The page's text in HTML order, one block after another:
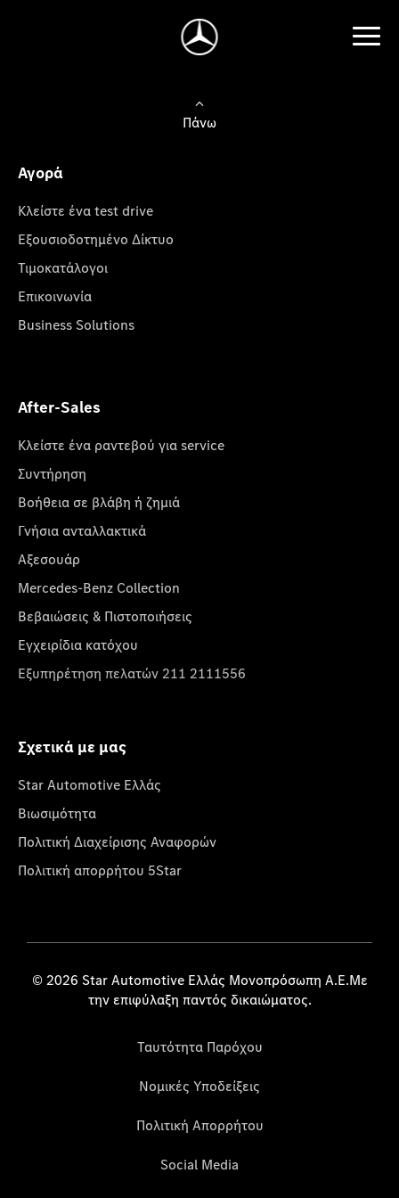
Πάνω
Αγορά
Κλείστε ένα test drive
Εξουσιοδοτημένο Δίκτυο
Τιμοκατάλογοι
Επικοινωνία
Business Solutions
After-Sales
Κλείστε ένα ραντεβού για service
Συντήρηση
Βοήθεια σε βλάβη ή ζημιά
Γνήσια ανταλλακτικά
Αξεσουάρ
Mercedes-Benz Collection
Βεβαιώσεις & Πιστοποιήσεις
Εγχειρίδια κατόχου
Εξυπηρέτηση πελατών 211 2111556
Σχετικά με μας
Star Automotive Ελλάς
Βιωσιμότητα
Πολιτική Διαχείρισης Αναφορών
Πολιτική απορρήτου 5Star
© 2026 Star Automotive Ελλάς Μονοπρόσωπη Α.Ε.Με
την επιφύλαξη παντός δικαιώματος.
Ταυτότητα Παρόχου
Νομικές Υποδείξεις
Πολιτική Απορρήτου
Social Media